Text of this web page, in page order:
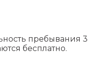
пребывания 3
бесплатно.